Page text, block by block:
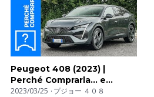
Peugeot 408 (2023) |
Perché Comprarla... e
perché no
2023/03/25 プジョー ４０８